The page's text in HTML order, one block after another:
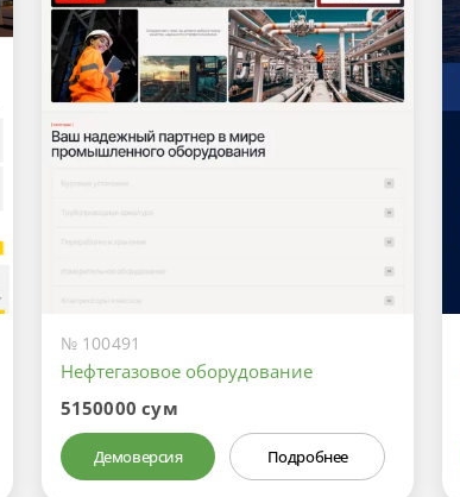
№ 100491
Нефтегазовое оборудование
5150000 сум
Демоверсия Подробнее